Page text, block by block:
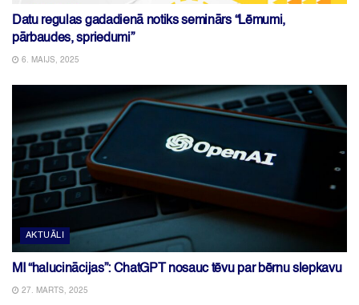
Datu regulas gadadienā notiks seminārs “Lēmumi,
pārbaudes, spriedumi”
6. MAIJS, 2025
AKTUĀLI
MI “halucinācijas”: ChatGPT nosauc tēvu par bērnu slepkavu
27. MARTS, 2025